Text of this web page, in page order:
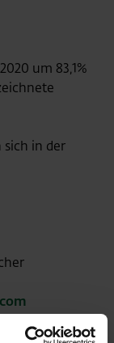
um 83,1%
sich in der